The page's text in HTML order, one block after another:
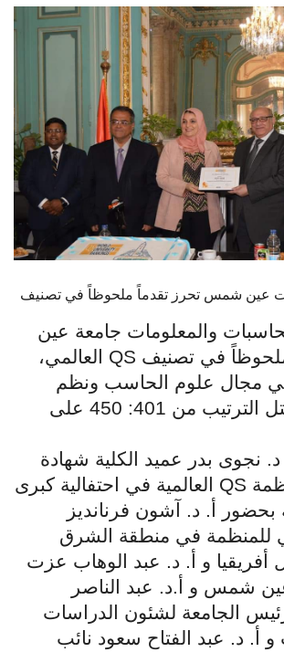
تواصل معنا
هيئة التدريس
الدراسات العليا
الخريجين
الزائـرون
سجل الان
والمعلومات جامعة عين
في تصنيف QS العالمي،
مجال علوم الحاسب ونظم
المعلومات لتحتل الترتيب من 401: 450 على
نجوى بدر عميد الكلية شهادة
QS العالمية في احتفالية كبرى
بحضور أ. د. آشون فرنانديز
للمنظمة في منطقة الشرق
أفريقيا و أ. د. عبد الوهاب عزت
شمس و أ.د. عبد الناصر
الجامعة لشئون الدراسات
و أ. د. عبد الفتاح سعود نائب